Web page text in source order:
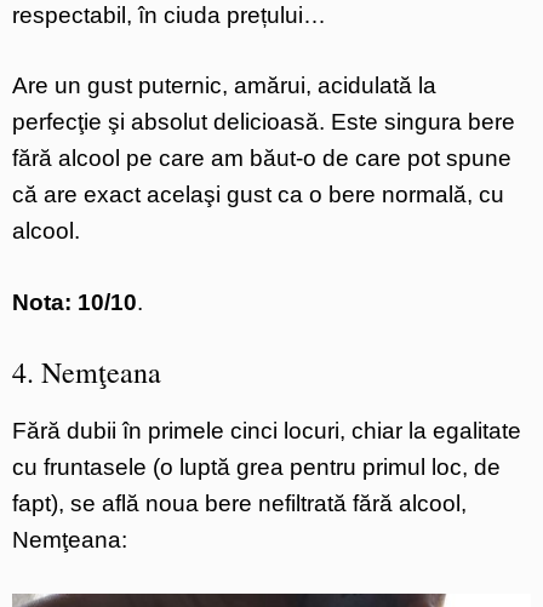
respectabil, în ciuda prețului…
Are un gust puternic, amărui, acidulată la
perfecţie şi absolut delicioasă. Este singura bere
fără alcool pe care am băut-o de care pot spune
că are exact acelaşi gust ca o bere normală, cu
alcool.
Nota: 10/10.
4. Nemţeana
Fără dubii în primele cinci locuri, chiar la egalitate
cu fruntasele (o luptă grea pentru primul loc, de
fapt), se află noua bere nefiltrată fără alcool,
Nemţeana: